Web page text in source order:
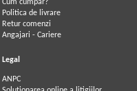
Cum cumpar?
Politica de livrare
Retur comenzi
Angajari - Cariere
Legal
ANPC